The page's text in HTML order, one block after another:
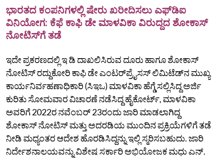
ಭಾರತದ ಕಂಪನಿಗಳಲ್ಲಿ ಷೇರು ಖರೀದಿಸಲು ಎಫ್‌ಡಿಐ
ವಿನಿಯೋಗ: ಕೆಫೆ ಕಾಫಿ ಡೇ ಮಾಳವಿಕಾ ವಿರುದ್ದದ ಶೋಕಾಸ್‌
ನೋಟಿಸ್‌ಗೆ ತಡೆ
ಇದೇ ಪ್ರಕರಣದಲ್ಲಿ ಇ ಡಿ ದಾಖಲಿಸಿರುವ ದೂರು ಹಾಗೂ ಶೋಕಾಸ್
ನೋಟಿಸ್ ರದ್ದುಕೋರಿ ಕಾಫಿ ಡೇ ಎಂಟರ್‌ಪ್ರೈಸಸ್‌ ಲಿಮಿಟೆಡ್‌ನ ಮುಖ್ಯ
ಕಾರ್ಯನಿರ್ವಹಣಾಧಿಕಾರಿ (ಸಿಇಒ) ಮಾಳವಿಕಾ ಹೆಗ್ಡೆ ಸಲ್ಲಿಸಿದ್ದ ಅರ್ಜಿ
ಕುರಿತು ಸೋಮವಾರ ವಿಚಾರಣೆ ನಡೆಸಿದ್ದ ಹೈಕೋರ್ಟ್, ಮಾಳವಿಕಾ
ಅವರಿಗೆ 2022ರ ನವೆಂಬರ್ 23ರಂದು ಜಾರಿ ಮಾಡಲಾಗಿದ್ದ
ಶೋಕಾಸ್‌ ನೋಟಿಸ್‌ ಮತ್ತು ಅದರಡಿಯ ಮುಂದಿನ ಪ್ರಕ್ರಿಯೆಗಳಿಗೆ ತಡೆ
ನೀಡಿ ಮಧ್ಯಂತರ ಆದೇಶ ಹೊರಡಿಸಿದ್ದನ್ನು ಇಲ್ಲಿ ಸ್ಮರಿಸಬಹುದು. ಜಾರಿ
ನಿರ್ದೇಶನಾಲಯವನ್ನು ವಿಶೇಷ ಸರ್ಕಾರಿ ಅಭಿಯೋಜಕ ಮಧು ಎನ್.‌